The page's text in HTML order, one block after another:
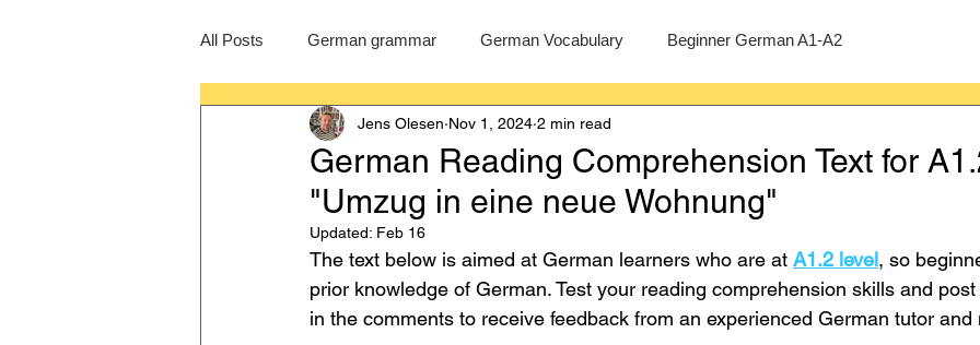
All Posts German grammar German Vocabulary Beginner German A1-A2
Language Learning GCSE German A-Level German
German exam Intermediate German B1-B2 Advanced German C1-C2
German Reading Comprehension Text for
"Umzug in eine neue Wohnung"
Jens Olesen Nov 1, 2024 2 min read
Updated: Feb 16
The text below is aimed at German learners who are at A1.2 level, so
prior knowledge of German. Test your reading comprehension skills and
in the comments to receive feedback from an experienced German tutor and